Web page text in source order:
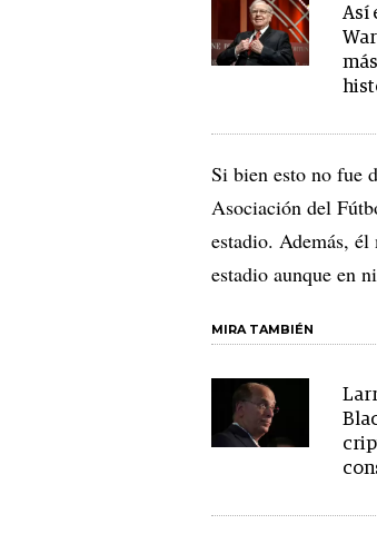
Así
Si bien esto no fue
Asociación del
estadio. Además,
estadio aunque en
MIRA TAMBIÉN